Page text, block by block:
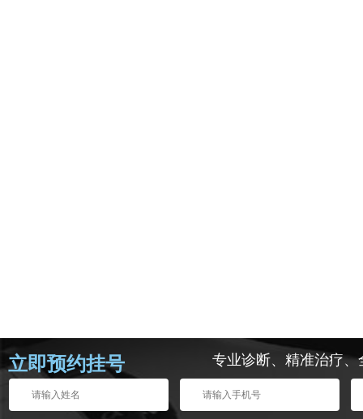
立即预约挂号 专业诊断、精准治疗、